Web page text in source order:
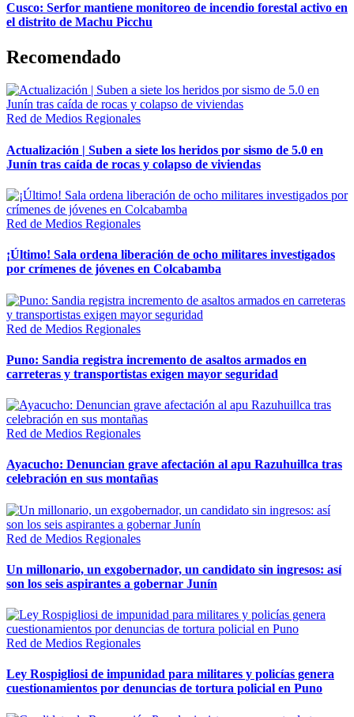
Cusco: Serfor mantiene monitoreo de incendio forestal activo en
el distrito de Machu Picchu
Recomendado
Red de Medios Regionales
Actualización | Suben a siete los heridos por sismo de 5.0 en
Junín tras caída de rocas y colapso de viviendas
Red de Medios Regionales
¡Último! Sala ordena liberación de ocho militares investigados
por crímenes de jóvenes en Colcabamba
Red de Medios Regionales
Puno: Sandia registra incremento de asaltos armados en
carreteras y transportistas exigen mayor seguridad
Red de Medios Regionales
Ayacucho: Denuncian grave afectación al apu Razuhuillca tras
celebración en sus montañas
Red de Medios Regionales
Un millonario, un exgobernador, un candidato sin ingresos: así
son los seis aspirantes a gobernar Junín
Red de Medios Regionales
Ley Rospigliosi de impunidad para militares y policías genera
cuestionamientos por denuncias de tortura policial en Puno